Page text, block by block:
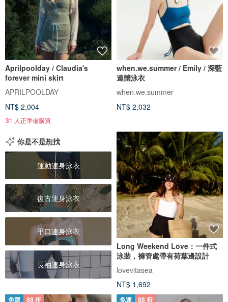
Aprilpoolday / Claudia's
forever mini skirt
APRILPOOLDAY
NT$ 2,004
31 人正準備購買
when.we.summer / Emily / 深藍
連體泳衣
when.we.summer
NT$ 2,032
你是不是想找
運動連身泳衣
復古連身泳衣
平口連身泳衣
長袖連身泳衣
Long Weekend Love：一件式
泳裝，褲管處帶有荷葉邊設計
lovevitasea
NT$ 1,692
免運 88 折 免運 88 折